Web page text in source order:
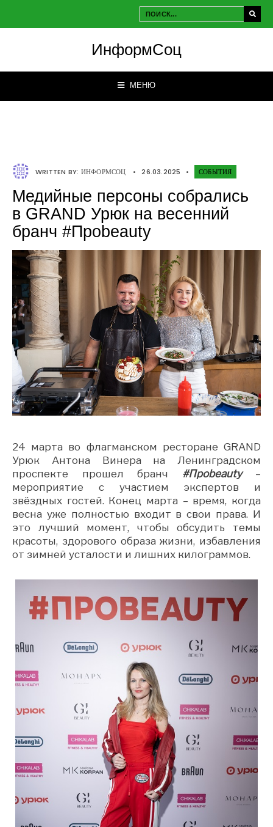
ИнформСоц
МЕНЮ
WRITTEN BY: ИНФОРМСОЦ • 26.03.2025 • СОБЫТИЯ
Медийные персоны собрались
в GRAND Урюк на весенний
бранч #Проbeauty
24 марта во флагманском ресторане GRAND
Урюк Антона Винера на Ленинградском
проспекте прошел бранч #Проbeauty–
мероприятие с участием экспертов и
звёздных гостей. Конец марта – время, когда
весна уже полностью входит в свои права. И
это лучший момент, чтобы обсудить темы
красоты, здорового образа жизни, избавления
от зимней усталости и лишних килограммов.